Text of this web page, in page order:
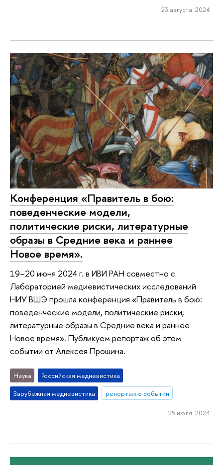
23 августа 2024
Конференция «Правитель в бою:
поведенческие модели,
политические риски, литературные
образы в Средние века и раннее
Новое время».
19−20 июня 2024 г. в ИВИ РАН совместно с
Лабораторией медиевистических исследований
НИУ ВШЭ прошла конференция «Правитель в бою:
поведенческие модели, политические риски,
литературные образы в Средние века и раннее
Новое время». Публикуем репортаж об этом
событии от Алексея Прошина.
Наука
Российская медиевистика
Зарубежная медиевистика
репортаж о событии
25 июля 2024